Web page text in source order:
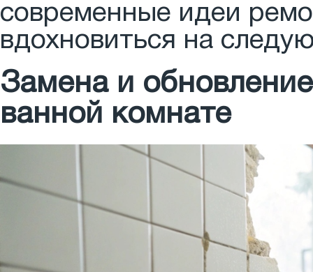
современные идеи
вдохновиться на
Замена и
ванной комнате